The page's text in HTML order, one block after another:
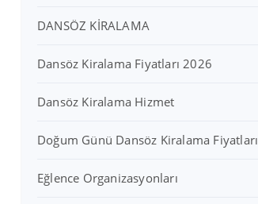
DANSÖZ KİRALAMA
Dansöz Kiralama Fiyatları 2026
Dansöz Kiralama Hizmet
Doğum Günü Dansöz Kiralama Fiyatları
Eğlence Organizasyonları